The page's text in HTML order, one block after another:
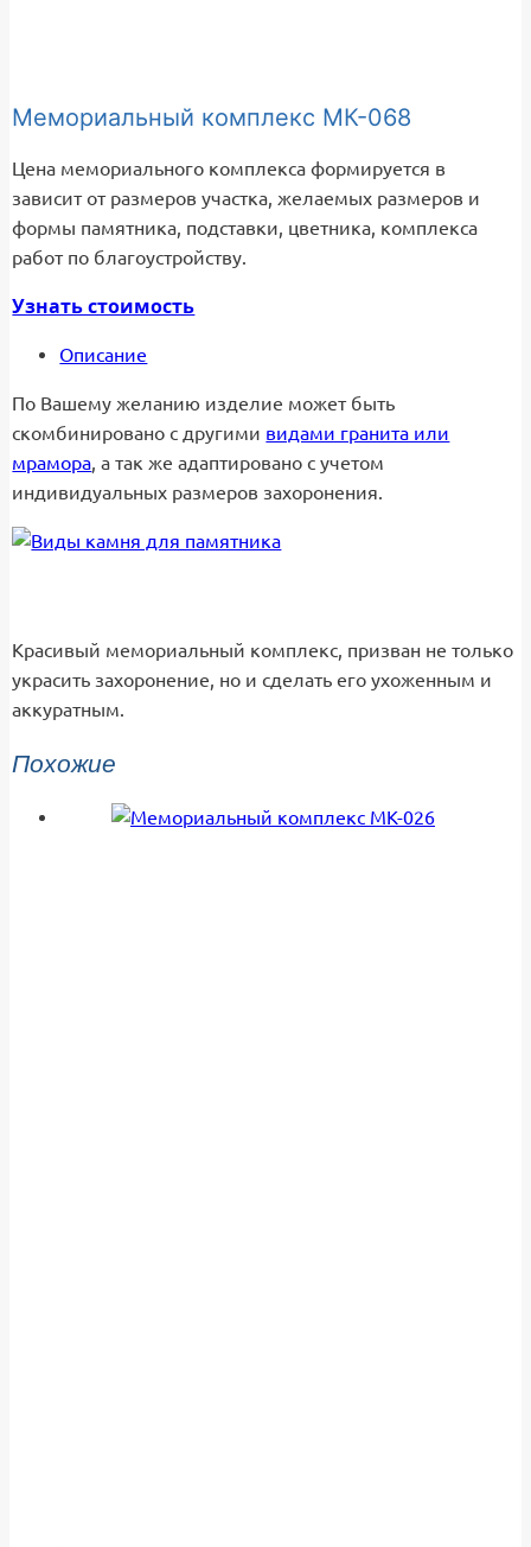
Мемориальный комплекс МК-068
Цена мемориального комплекса формируется в
зависит от размеров участка, желаемых размеров и
формы памятника, подставки, цветника, комплекса
работ по благоустройству.
Узнать стоимость
Описание
По Вашему желанию изделие может быть
скомбинировано с другими видами гранита или
мрамора, а так же адаптировано с учетом
индивидуальных размеров захоронения.
Красивый мемориальный комплекс, призван не только
украсить захоронение, но и сделать его ухоженным и
аккуратным.
Похожие